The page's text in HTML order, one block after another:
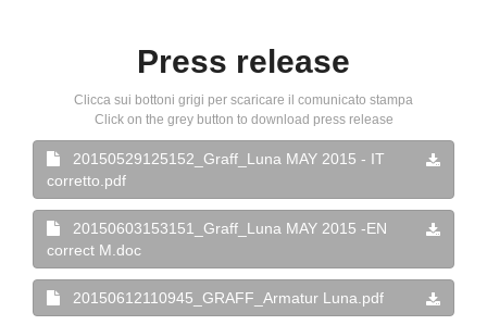
Press release
Clicca sui bottoni grigi per scaricare il comunicato stampa
Click on the grey button to download press release
20150529125152_Graff_Luna MAY 2015 - IT
corretto.pdf
20150603153151_Graff_Luna MAY 2015 -EN
correct M.doc
20150612110945_GRAFF_Armatur Luna.pdf